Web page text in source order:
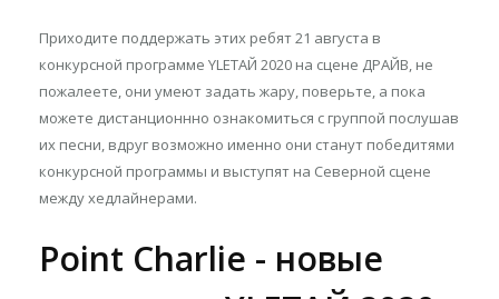
Приходите поддержать этих ребят 21 августа в
конкурсной программе YLETAЙ 2020 на сцене ДРАЙВ, не
пожалеете, они умеют задать жару, поверьте, а пока
можете дистанционнно ознакомиться с группой послушав
их песни, вдруг возможно именно они станут победитями
конкурсной программы и выступят на Северной сцене
между хедлайнерами.
Point Charlie - новые